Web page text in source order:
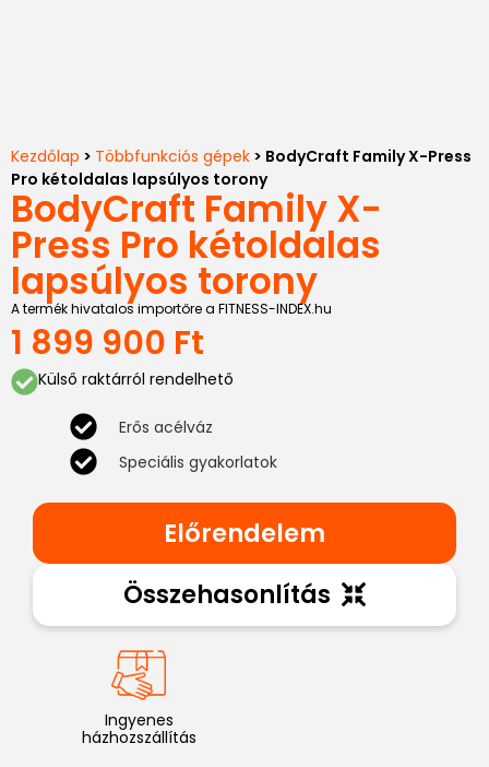
Kezdőlap > Többfunkciós gépek > BodyCraft Family X-Press
Pro kétoldalas lapsúlyos torony
BodyCraft Family X-
Press Pro kétoldalas
lapsúlyos torony
A termék hivatalos importőre a FITNESS-INDEX.hu
1 899 900 Ft
Külső raktárról rendelhető
Erős acélváz
Speciális gyakorlatok
Előrendelem
Összehasonlítás
Ingyenes
házhozszállítás